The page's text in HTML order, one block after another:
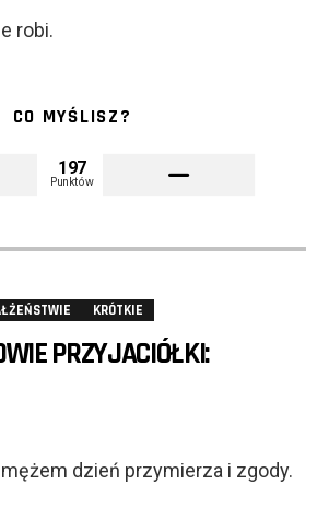
robi.
CO MYŚLISZ?
197
Punktów
KRÓTKIE
PRZYJACIÓŁKI:
dzień przymierza i zgody.